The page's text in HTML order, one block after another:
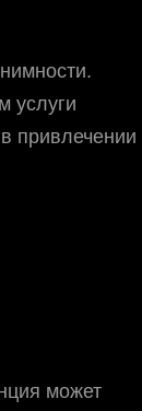
услуги
привлечении
может